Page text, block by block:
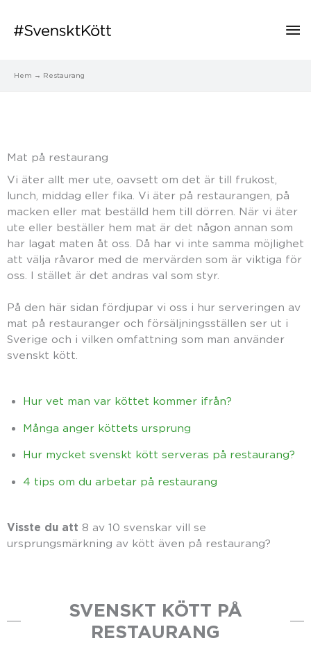
Hem Restaurang
Mat på restaurang
Vi äter allt mer ute, oavsett om det är till frukost,
lunch, middag eller fika. Vi äter på restaurangen, på
macken eller mat beställd hem till dörren. När vi äter
ute eller beställer hem mat är det någon annan som
har lagat maten åt oss. Då har vi inte samma möjlighet
att välja råvaror med de mervärden som är viktiga för
oss. I stället är det andras val som styr.
På den här sidan fördjupar vi oss i hur serveringen av
mat på restauranger och försäljningsställen ser ut i
Sverige och i vilken omfattning som man använder
svenskt kött.
Hur vet man var köttet kommer ifrån?
Många anger köttets ursprung
Hur mycket svenskt kött serveras på restaurang?
4 tips om du arbetar på restaurang
Visste du att 8 av 10 svenskar vill se
ursprungsmärkning av kött även på restaurang?
SVENSKT KÖTT PÅ
RESTAURANG